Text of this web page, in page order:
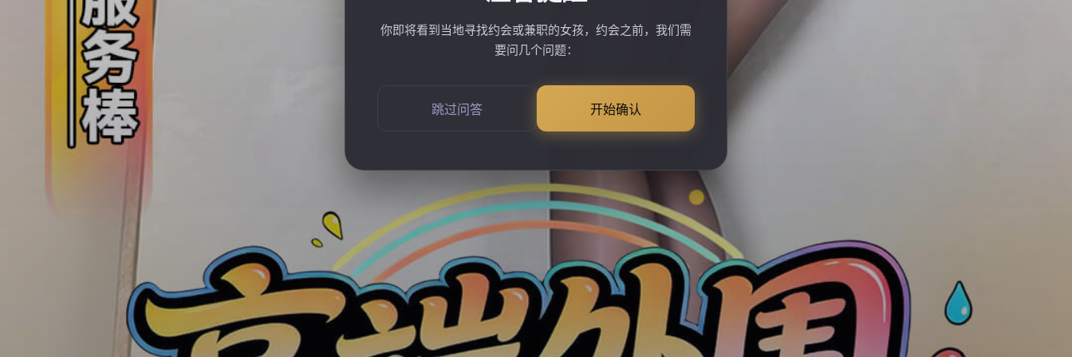
你即将看到当地寻找约会或兼职的女孩，约会之前，我们需
要问几个问题：
跳过问答 开始确认